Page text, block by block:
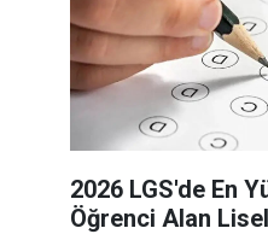
2026 LGS'de En
Öğrenci Alan